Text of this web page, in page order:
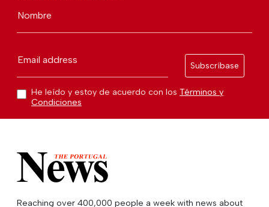
Nombre
Email address
Subscríbase
He leído y estoy de acuerdo con los Términos y
Condiciones
Reaching over 400,000 people a week with news about